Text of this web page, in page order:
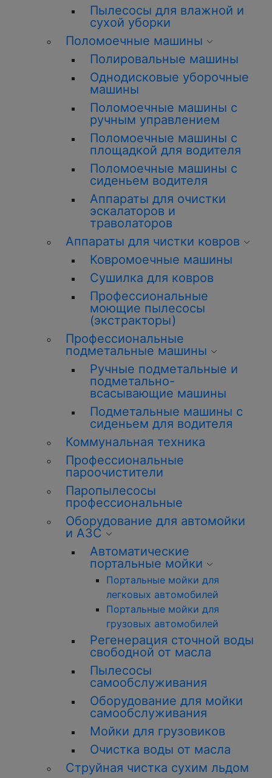
Пылесосы для влажной и
сухой уборки
Поломоечные машины
Полировальные машины
Однодисковые уборочные
машины
Поломоечные машины с
ручным управлением
Поломоечные машины с
площадкой для водителя
Поломоечные машины с
сиденьем водителя
Аппараты для очистки
эскалаторов и
траволаторов
Аппараты для чистки ковров
Ковромоечные машины
Сушилка для ковров
Профессиональные
моющие пылесосы
(экстракторы)
Профессиональные
подметальные машины
Ручные подметальные и
подметально-
всасывающие машины
Подметальные машины с
сиденьем для водителя
Коммунальная техника
Профессиональные
пароочистители
Паропылесосы
профессиональные
Оборудование для автомойки
и АЗС
Автоматические
портальные мойки
Портальные мойки для
легковых автомобилей
Портальные мойки для
грузовых автомобилей
Регенерация сточной воды
свободной от масла
Пылесосы
самообслуживания
Оборудование для мойки
самообслуживания
Мойки для грузовиков
Очистка воды от масла
Струйная чистка сухим льдом